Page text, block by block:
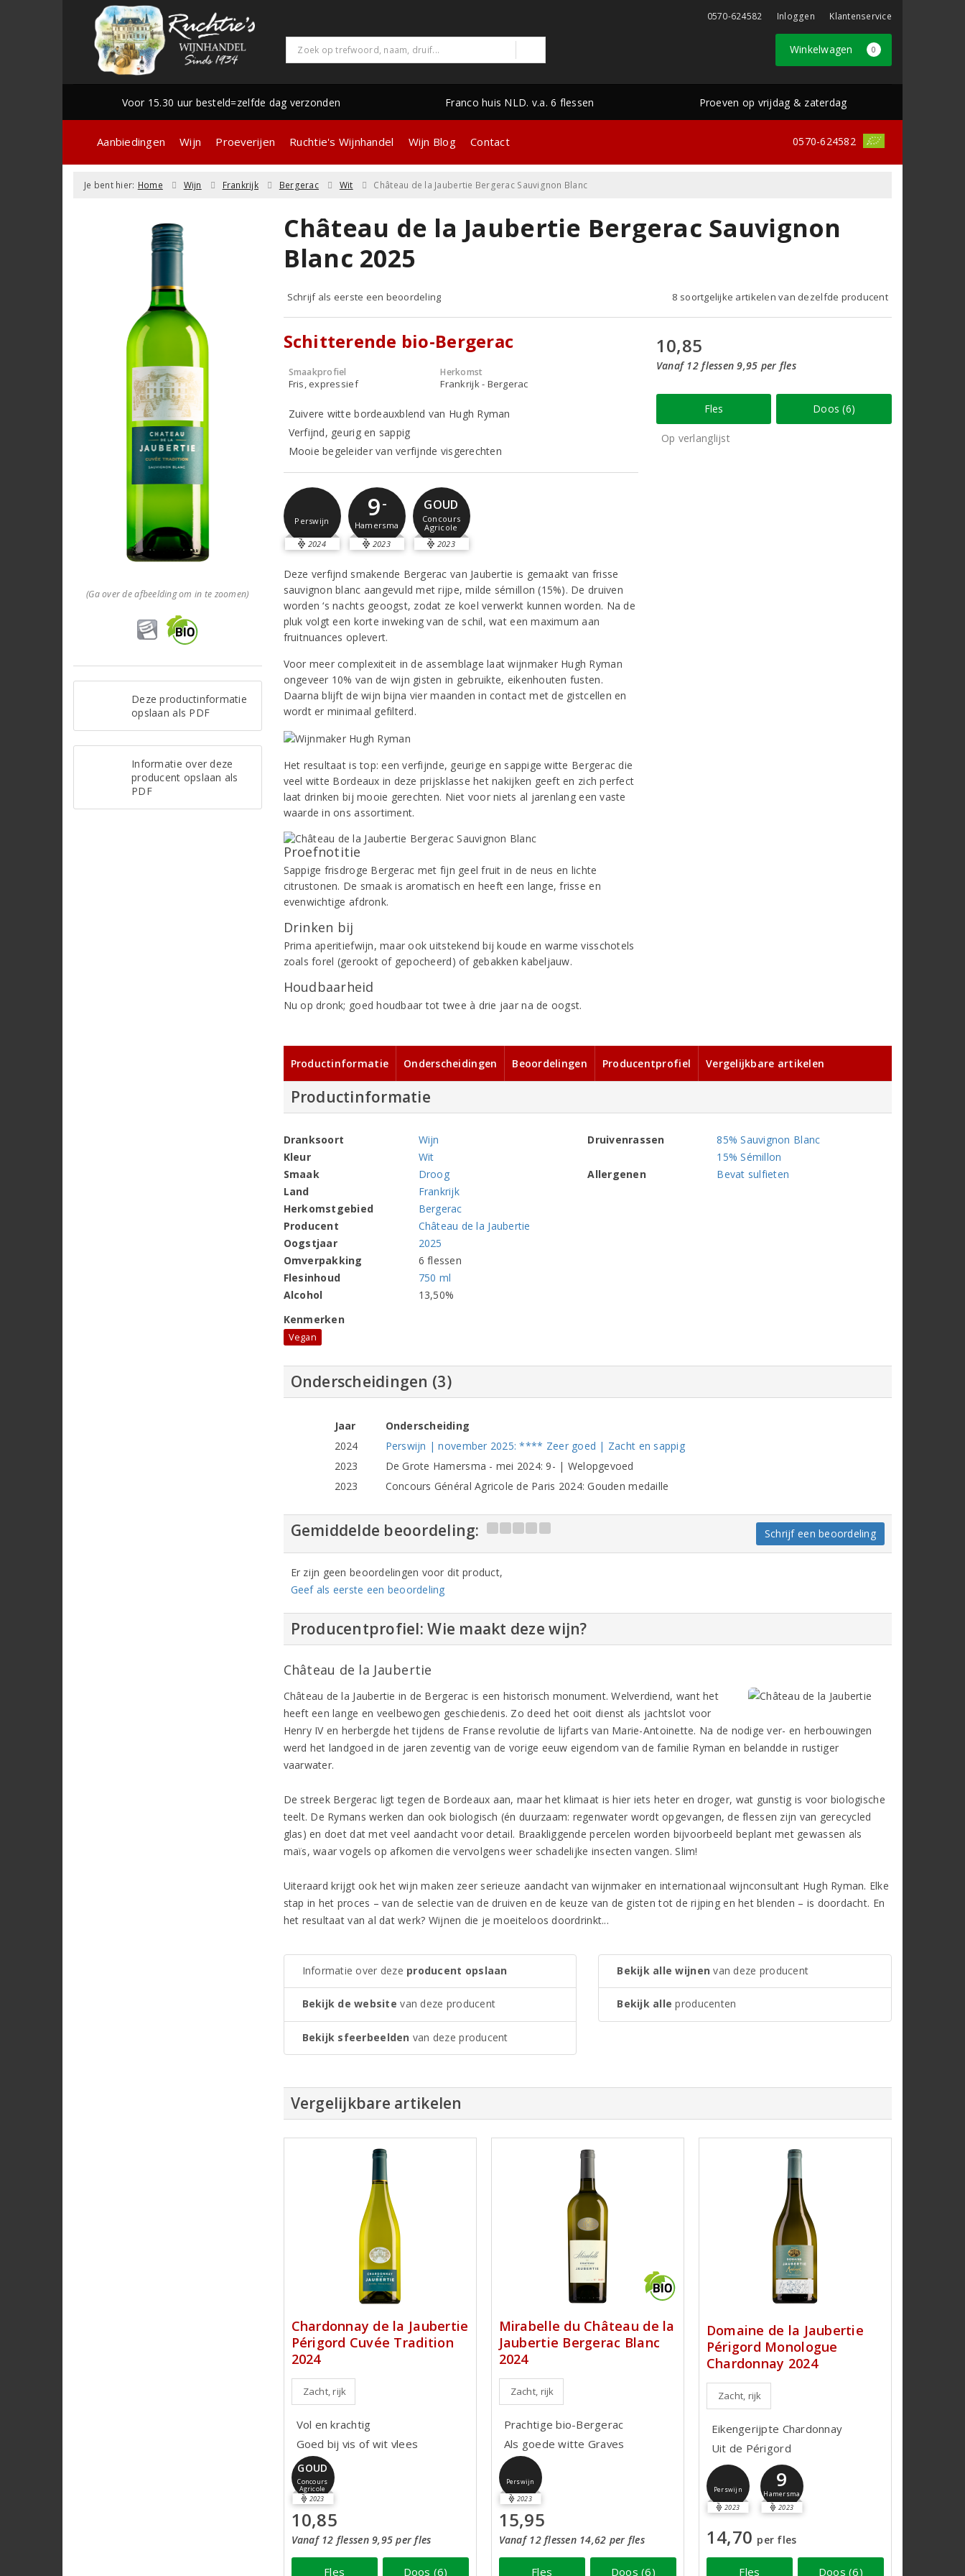
0570-624582 Inloggen Klantenservice
Winkelwagen 0
Voor 15.30 uur besteld=zelfde dag verzonden Franco huis NLD. v.a. 6 flessen Proeven op vrijdag & zaterdag
Aanbiedingen Wijn Proeverijen Ruchtie's Wijnhandel Wijn Blog Contact 0570-624582
Je bent hier: Home Wijn Frankrijk Bergerac Wit Château de la Jaubertie Bergerac Sauvignon Blanc
(Ga over de afbeelding om in te zoomen)
Deze productinformatie
opslaan als PDF
Informatie over deze
producent opslaan als
PDF
Château de la Jaubertie Bergerac Sauvignon
Blanc 2025
Schrijf als eerste een beoordeling 8 soortgelijke artikelen van dezelfde producent
Schitterende bio-Bergerac
Smaakprofiel
Fris, expressief
Herkomst
Frankrijk - Bergerac
Zuivere witte bordeauxblend van Hugh Ryman
Verfijnd, geurig en sappig
Mooie begeleider van verfijnde visgerechten
Perswijn
2024
9-
Hamersma
2023
GOUD
Concours
Agricole
2023
Deze verfijnd smakende Bergerac van Jaubertie is gemaakt van frisse
sauvignon blanc aangevuld met rijpe, milde sémillon (15%). De druiven
worden ‘s nachts geoogst, zodat ze koel verwerkt kunnen worden. Na de
pluk volgt een korte inweking van de schil, wat een maximum aan
fruitnuances oplevert.
Voor meer complexiteit in de assemblage laat wijnmaker Hugh Ryman
ongeveer 10% van de wijn gisten in gebruikte, eikenhouten fusten.
Daarna blijft de wijn bijna vier maanden in contact met de gistcellen en
wordt er minimaal gefilterd.
Het resultaat is top: een verfijnde, geurige en sappige witte Bergerac die
veel witte Bordeaux in deze prijsklasse het nakijken geeft en zich perfect
laat drinken bij mooie gerechten. Niet voor niets al jarenlang een vaste
waarde in ons assortiment.
Proefnotitie
Sappige frisdroge Bergerac met fijn geel fruit in de neus en lichte
citrustonen. De smaak is aromatisch en heeft een lange, frisse en
evenwichtige afdronk.
Drinken bij
Prima aperitiefwijn, maar ook uitstekend bij koude en warme visschotels
zoals forel (gerookt of gepocheerd) of gebakken kabeljauw.
Houdbaarheid
Nu op dronk; goed houdbaar tot twee à drie jaar na de oogst.
10,85
Vanaf 12 flessen 9,95 per fles
Fles Doos (6)
Op verlanglijst
Productinformatie Onderscheidingen Beoordelingen Producentprofiel Vergelijkbare artikelen
Productinformatie
Dranksoort
Wijn
Kleur
Wit
Smaak
Droog
Land
Frankrijk
Herkomstgebied
Bergerac
Producent
Château de la Jaubertie
Oogstjaar
2025
Omverpakking
6 flessen
Flesinhoud
750 ml
Alcohol
13,50%
Druivenrassen
85% Sauvignon Blanc
15% Sémillon
Allergenen
Bevat sulfieten
Kenmerken
Vegan
Onderscheidingen (3)
Jaar
Onderscheiding
2024
Perswijn | november 2025: **** Zeer goed | Zacht en sappig
2023
De Grote Hamersma - mei 2024: 9- | Welopgevoed
2023
Concours Général Agricole de Paris 2024: Gouden medaille
Gemiddelde beoordeling: Schrijf een beoordeling
Er zijn geen beoordelingen voor dit product,
Geef als eerste een beoordeling
Producentprofiel: Wie maakt deze wijn?
Château de la Jaubertie
Château de la Jaubertie in de Bergerac is een historisch monument. Welverdiend, want het
heeft een lange en veelbewogen geschiedenis. Zo deed het ooit dienst als jachtslot voor
Henry IV en herbergde het tijdens de Franse revolutie de lijfarts van Marie-Antoinette. Na de nodige ver- en herbouwingen
werd het landgoed in de jaren zeventig van de vorige eeuw eigendom van de familie Ryman en belandde in rustiger
vaarwater.
De streek Bergerac ligt tegen de Bordeaux aan, maar het klimaat is hier iets heter en droger, wat gunstig is voor biologische
teelt. De Rymans werken dan ook biologisch (én duurzaam: regenwater wordt opgevangen, de flessen zijn van gerecycled
glas) en doet dat met veel aandacht voor detail. Braakliggende percelen worden bijvoorbeeld beplant met gewassen als
maïs, waar vogels op afkomen die vervolgens weer schadelijke insecten vangen. Slim!
Uiteraard krijgt ook het wijn maken zeer serieuze aandacht van wijnmaker en internationaal wijnconsultant Hugh Ryman. Elke
stap in het proces – van de selectie van de druiven en de keuze van de gisten tot de rijping en het blenden – is doordacht. En
het resultaat van al dat werk? Wijnen die je moeiteloos doordrinkt...
Informatie over deze producent opslaan
Bekijk de website van deze producent
Bekijk sfeerbeelden van deze producent
Bekijk alle wijnen van deze producent
Bekijk alle producenten
Vergelijkbare artikelen
Chardonnay de la Jaubertie
Périgord Cuvée Tradition
2024
Zacht, rijk
Vol en krachtig
Goed bij vis of wit vlees
GOUD
Concours
Agricole
2023
10,85
Vanaf 12 flessen 9,95 per fles
Fles Doos (6)
Mirabelle du Château de la
Jaubertie Bergerac Blanc
2024
Zacht, rijk
Prachtige bio-Bergerac
Als goede witte Graves
Perswijn
2023
15,95
Vanaf 12 flessen 14,62 per fles
Fles Doos (6)
Domaine de la Jaubertie
Périgord Monologue
Chardonnay 2024
Zacht, rijk
Eikengerijpte Chardonnay
Uit de Périgord
Perswijn
2023
9
Hamersma
2023
14,70 per fles
Fles Doos (6)